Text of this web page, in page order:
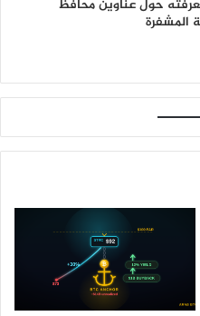
حول عناوين محافظ
المشفرة